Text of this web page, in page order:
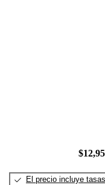
El precio incluye tasas